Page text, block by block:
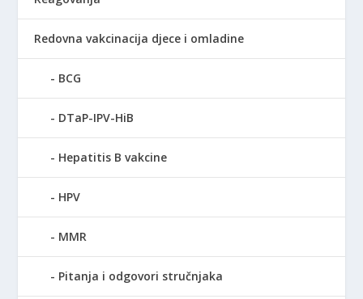
Redovna vakcinacija djece i omladine
BCG
DTaP-IPV-HiB
Hepatitis B vakcine
HPV
MMR
Pitanja i odgovori stručnjaka